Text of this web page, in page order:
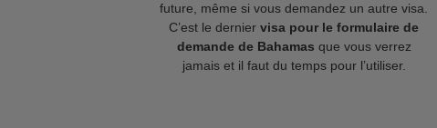
future, même si vous demandez un autre visa.
C’est le dernier visa pour le formulaire de
demande de Bahamas que vous verrez
jamais et il faut du temps pour l’utiliser.